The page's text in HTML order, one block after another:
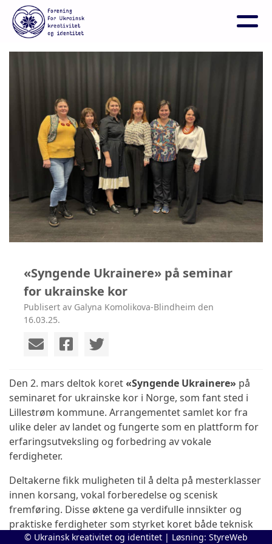
«Syngende Ukrainere» på seminar
for ukrainske kor
Publisert av Galyna Komolikova-Blindheim den
16.03.25.
Den 2. mars deltok koret«Syngende Ukrainere» på
seminaret for ukrainske kor i Norge, som fant sted i
Lillestrøm kommune. Arrangementet samlet kor fra
ulike deler av landet og fungerte som en plattform for
erfaringsutveksling og forbedring av vokale
ferdigheter.
Deltakerne fikk muligheten til å delta på mesterklasser
innen korsang, vokal forberedelse og scenisk
fremføring. Disse øktene ga verdifulle innsikter og
praktiske ferdigheter som styrket koret både teknisk
og kunstnerisk.
© Ukrainsk kreativitet og identitet | Løsning: StyreWeb